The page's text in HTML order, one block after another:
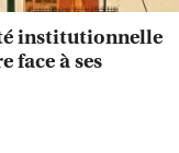
institutionnelle
face à ses